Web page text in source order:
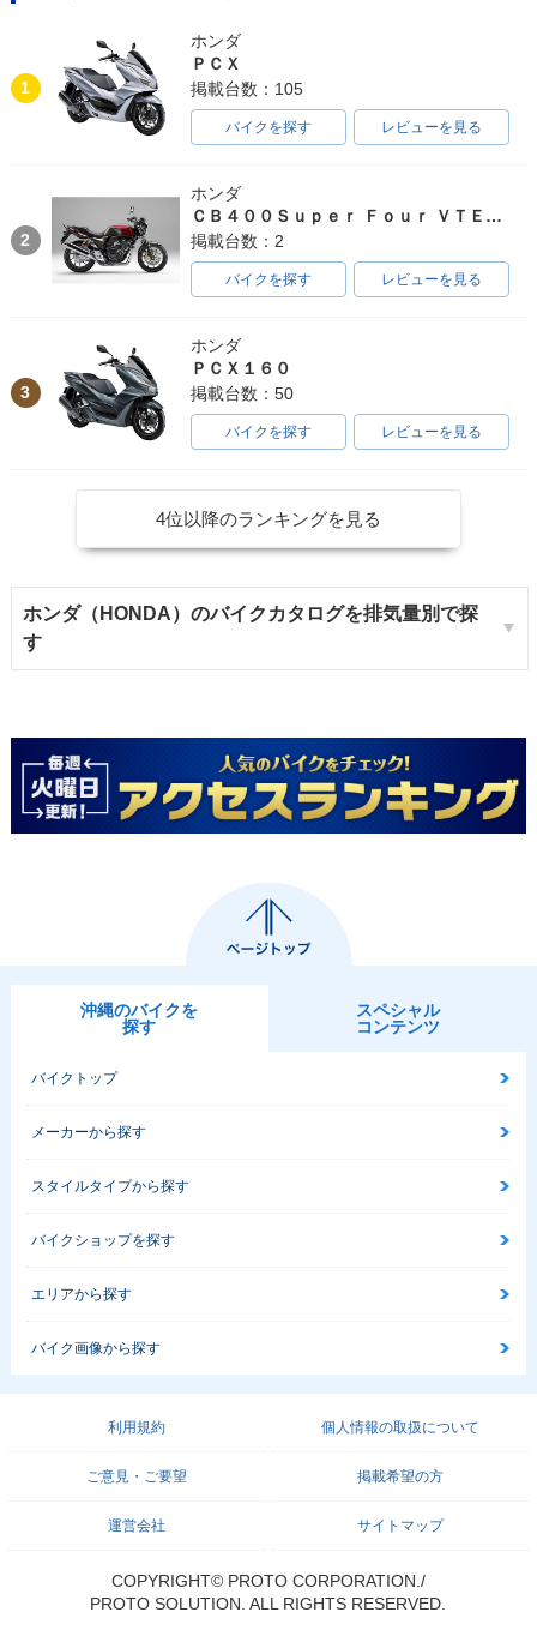
1
ホンダ
ＰＣＸ
掲載台数：105
バイクを探す レビューを見る
2
ホンダ
ＣＢ４００Ｓｕｐｅｒ Ｆｏｕｒ ＶＴＥＣ ＳＰＥＣ３
掲載台数：2
バイクを探す レビューを見る
3
ホンダ
ＰＣＸ１６０
掲載台数：50
バイクを探す レビューを見る
4位以降のランキングを見る
ホンダ（HONDA）のバイクカタログを排気量別で探
す
沖縄のバイクを
探す
スペシャル
コンテンツ
バイクトップ
メーカーから探す
スタイルタイプから探す
バイクショップを探す
エリアから探す
バイク画像から探す
利用規約 個人情報の取扱について
ご意見・ご要望 掲載希望の方
運営会社 サイトマップ
COPYRIGHT© PROTO CORPORATION./
PROTO SOLUTION. ALL RIGHTS RESERVED.